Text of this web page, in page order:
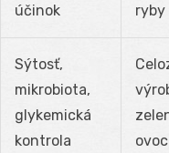
účinok
ryby
Sýtosť,
mikrobiota,
glykemická
kontrola